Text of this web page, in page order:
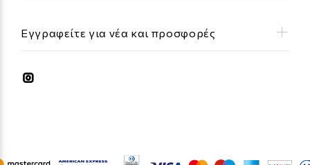
Εγγραφείτε για νέα και προσφορές